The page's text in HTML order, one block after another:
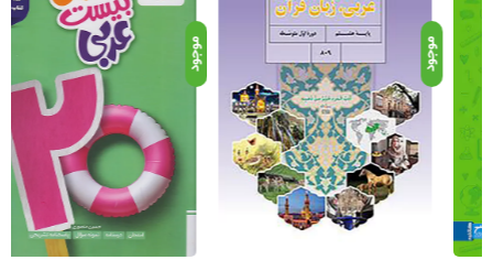
موجود